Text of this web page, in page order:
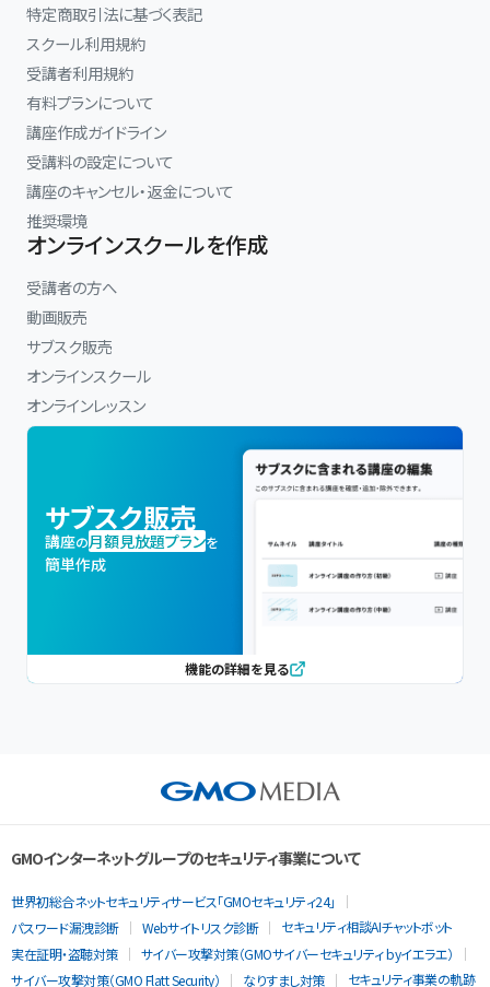
特定商取引法に基づく表記
スクール利用規約
受講者利用規約
有料プランについて
講座作成ガイドライン
受講料の設定について
講座のキャンセル・返金について
推奨環境
オンラインスクールを作成
受講者の方へ
動画販売
サブスク販売
オンラインスクール
オンラインレッスン
サブスク販売
講座の月額見放題プランを
簡単作成
機能の詳細を見る
GMOインターネットグループのセキュリティ事業について
世界初総合ネットセキュリティサービス「GMOセキュリティ24」
パスワード漏洩診断
Webサイトリスク診断
セキュリティ相談AIチャットボット
実在証明・盗聴対策
サイバー攻撃対策（GMOサイバーセキュリティ byイエラエ）
サイバー攻撃対策（GMO Flatt Security）
なりすまし対策 セキュリティ事業の軌跡